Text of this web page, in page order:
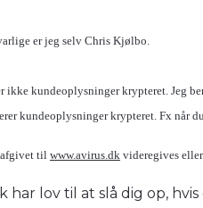
er jeg selv Chris Kjølbo.
ikke kundeoplysninger krypteret. Jeg
kundeoplysninger krypteret. Fx når
tilwww.avirus.dk videregives
har lov til at slå dig op,